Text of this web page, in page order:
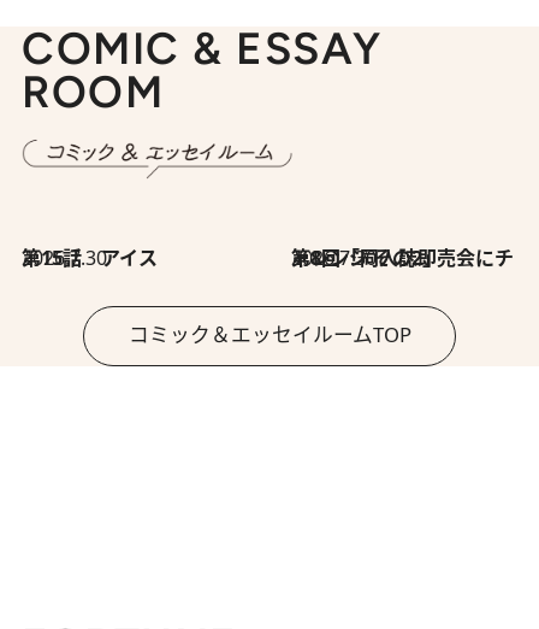
COMIC & ESSAY
ROOM
2026.7.30
第15話 アイス 2026.7.30
第8回「同人誌即売会にチャレンジ その2」
コミック＆エッセイルームTOP